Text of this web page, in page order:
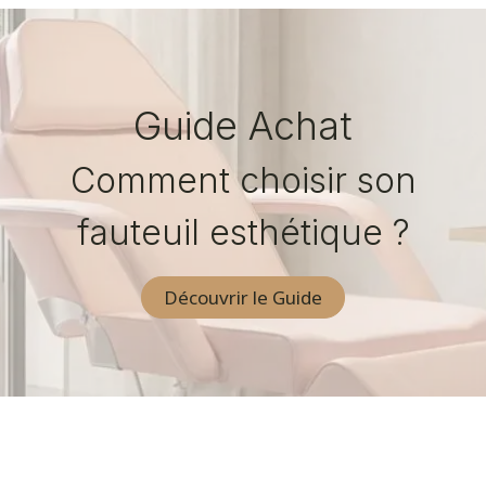
Guide Achat
Comment choisir son
fauteuil esthétique ?
Découvrir le Guide